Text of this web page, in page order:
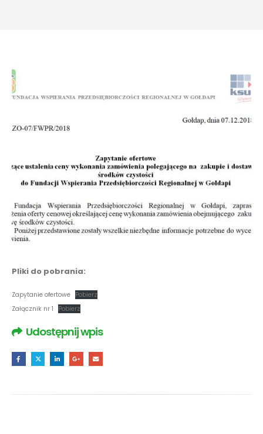
Pliki do pobrania:
Zapytanie ofertowe Pobierz
Załącznik nr 1
Pobierz
Udostępnij wpis